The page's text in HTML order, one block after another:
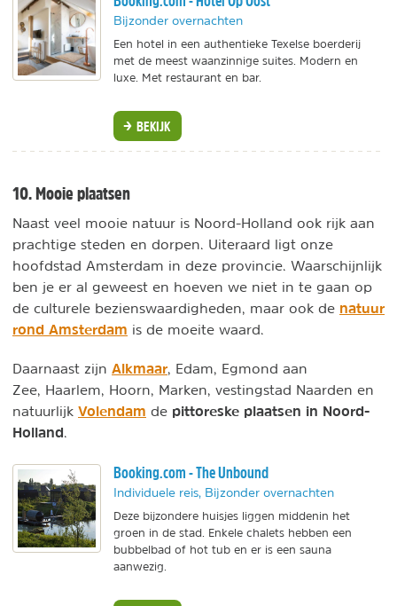
Bijzonder overnachten
Een hotel in een authentieke Texelse boerderij
met de meest waanzinnige suites. Modern en
luxe. Met restaurant en bar.
BEKIJK
10. Mooie plaatsen
Naast veel mooie natuur is Noord-Holland ook rijk aan
prachtige steden en dorpen. Uiteraard ligt onze
hoofdstad Amsterdam in deze provincie. Waarschijnlijk
ben je er al geweest en hoeven we niet in te gaan op
de culturele bezienswaardigheden, maar ook de natuur
rond Amsterdam is de moeite waard.
Daarnaast zijn Alkmaar , Edam, Egmond aan
Zee, Haarlem, Hoorn, Marken, vestingstad Naarden en
natuurlijk Volendam de pittoreske plaatsen in Noord-
Holland
Booking.com - The Unbound
Individuele reis, Bijzonder overnachten
Deze bijzondere huisjes liggen middenin het
groen in de stad. Enkele chalets hebben een
bubbelbad of hot tub en er is een sauna
aanwezig.